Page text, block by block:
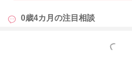
ます。
0歳4カ月の注目相談
もっと見る